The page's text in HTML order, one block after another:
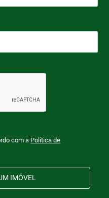
com a Política de
IMÓVEL